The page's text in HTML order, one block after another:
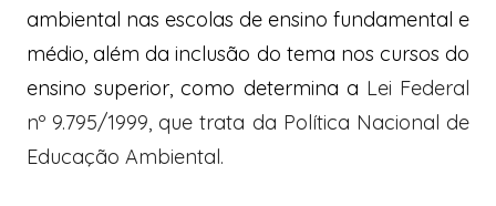
ambiental nas escolas de ensino fundamental e
médio, além da inclusão do tema nos cursos do
ensino superior, como determina a Lei Federal
nº 9.795/1999, que trata da Política Nacional de
Educação Ambiental.